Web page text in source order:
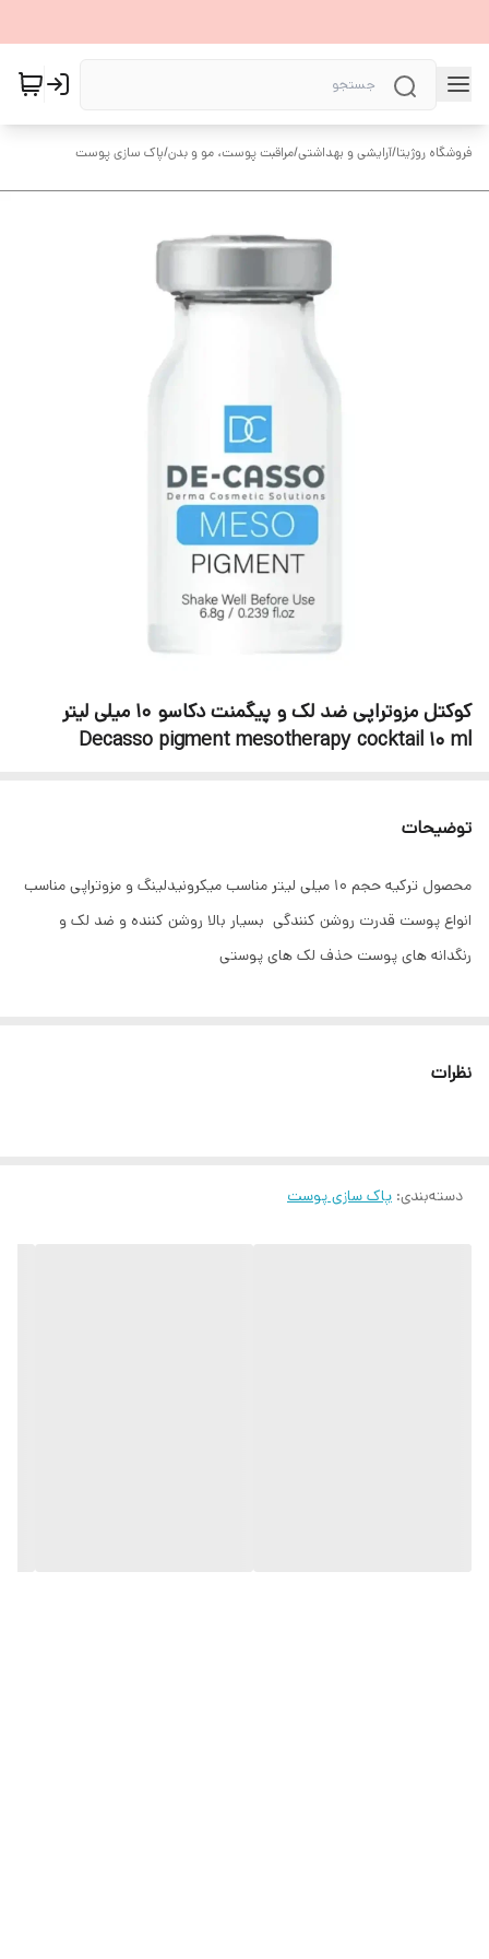
فروشگاه روژیتا/آرایشی و بهداشتی/مراقبت پوست، مو و بدن/پاک سازی پوست
کوکتل مزوتراپی ضد لک و پیگمنت دکاسو 10 میلی لیتر
Decasso pigment mesotherapy cocktail 10 ml
توضیحات
محصول ترکیه حجم 10 میلی لیتر مناسب میکرونیدلینگ و مزوتراپی مناسب
انواع پوست قدرت روشن کنندگی بسیار بالا روشن کننده و ضد لک و
رنگدانه های پوست حذف لک های پوستی
نظرات
دسته‌بندی: پاک سازی پوست